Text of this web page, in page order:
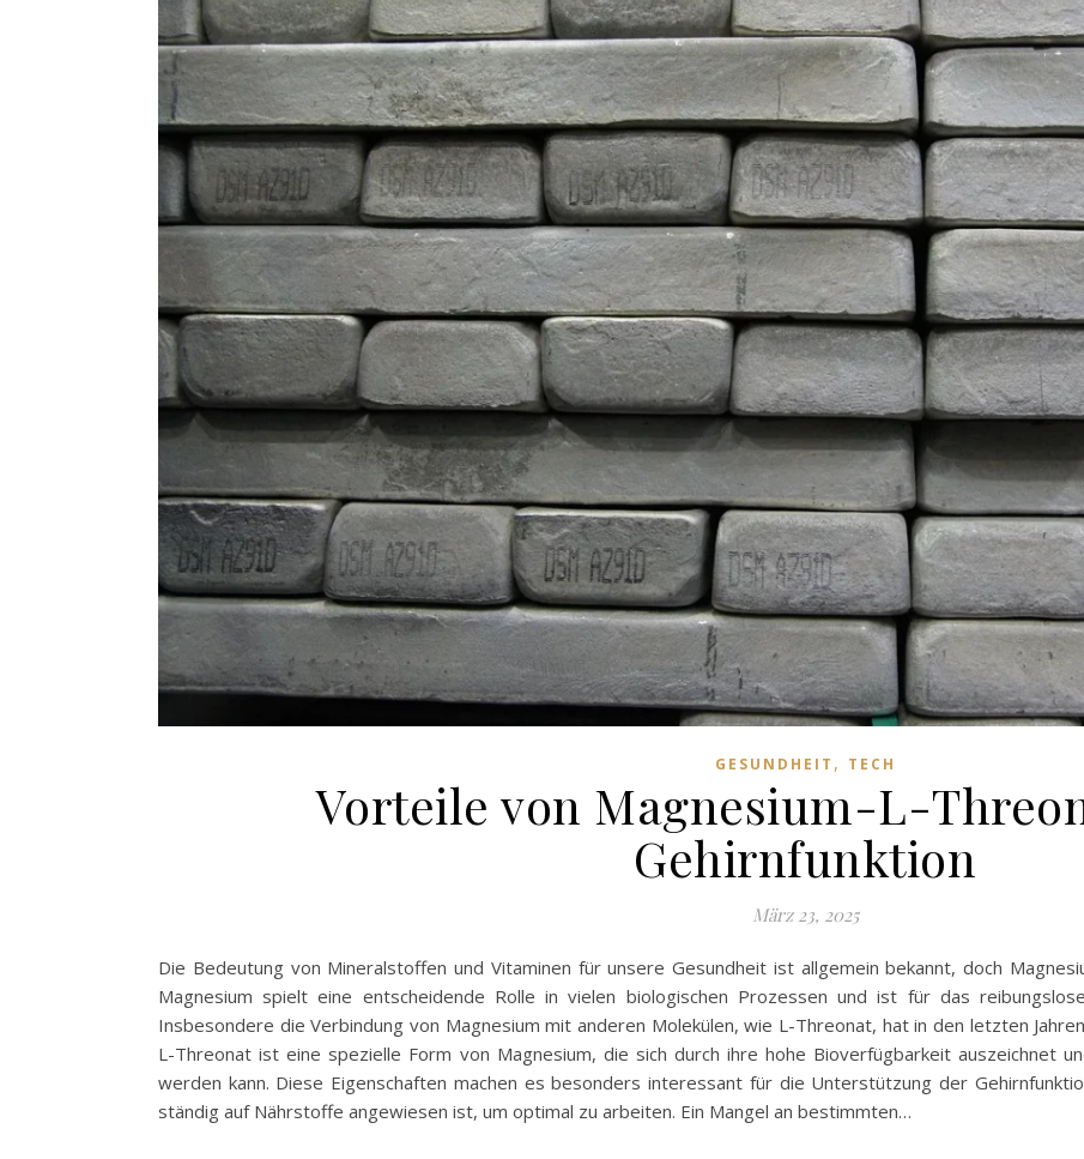
GESUNDHEIT , TECH
Vorteile von Magnesium-L-
Gehirnfunktion
März 23, 2025
Die Bedeutung von Mineralstoffen und Vitaminen für unsere Gesundheit ist allgemein bekannt, doch
Magnesium spielt eine entscheidende Rolle in vielen biologischen Prozessen und ist für das
Insbesondere die Verbindung von Magnesium mit anderen Molekülen, wie L-Threonat, hat in den letzten
L-Threonat ist eine spezielle Form von Magnesium, die sich durch ihre hohe Bioverfügbarkeit auszeichnet
werden kann. Diese Eigenschaften machen es besonders interessant für die Unterstützung der
ständig auf Nährstoffe angewiesen ist, um optimal zu arbeiten. Ein Mangel an bestimmten…